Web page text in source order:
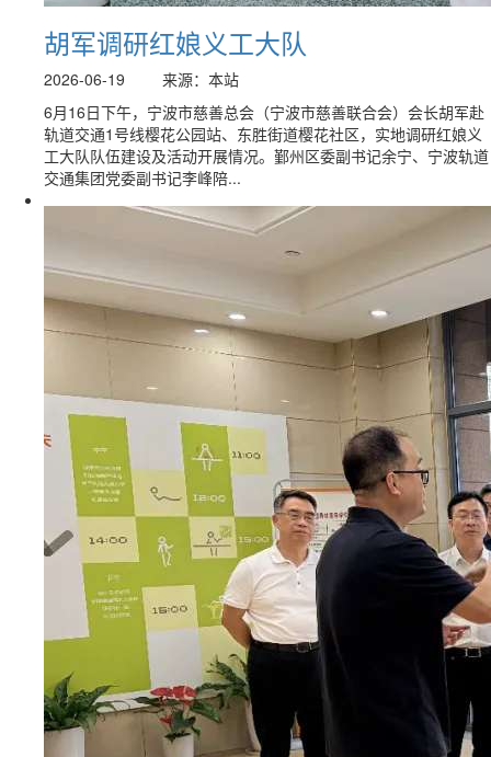
胡军调研红娘义工大队
2026-06-19
来源：本站
6月16日下午，宁波市慈善总会（宁波市慈善联合会）会长胡军赴
轨道交通1号线樱花公园站、东胜街道樱花社区，实地调研红娘义
工大队队伍建设及活动开展情况。鄞州区委副书记余宁、宁波轨道
交通集团党委副书记李峰陪...